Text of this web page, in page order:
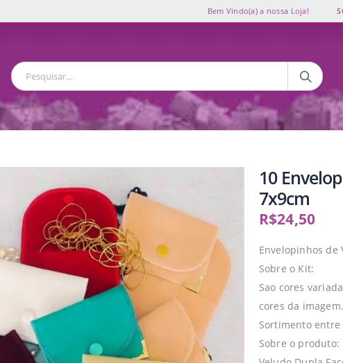
Bem Vindo(a) a nossa Loja!
10
7x9cm
R$24,50
Envelopinhos de
Sobre o Kit:
Sao cores
cores da imagem.
Sortimento entre
Sobre o produto: